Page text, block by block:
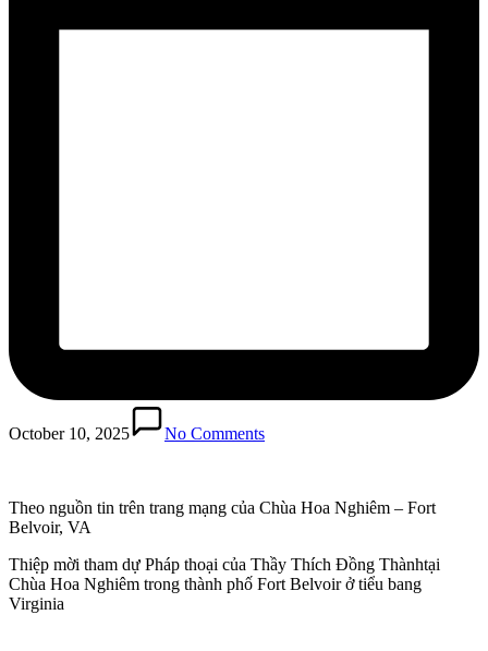
October 10, 2025 No Comments
Theo nguồn tin trên trang mạng của Chùa Hoa Nghiêm – Fort
Belvoir, VA
Thiệp mời tham dự Pháp thoại của Thầy Thích Đồng Thànhtại
Chùa Hoa Nghiêm trong thành phố Fort Belvoir ở tiểu bang
Virginia